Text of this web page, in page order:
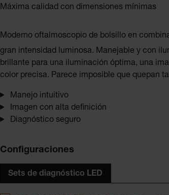
Máxima calidad con dimensiones mínimas
Moderno oftalmoscopio de bolsillo en
gran intensidad luminosa. Manejable y con
brillante para una iluminación óptima, una
color precisa. Parece imposible que quepan
Manejo intuitivo
Imagen con alta definición
Diagnóstico seguro
Configuraciones
Sets de diagnóstico LED